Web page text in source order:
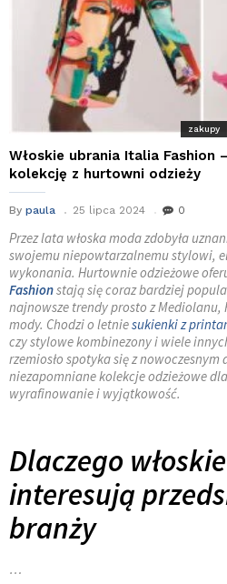
zakupy
Włoskie ubrania Italia Fashion
kolekcję z hurtowni odzieży
By paula 25 lipca 2024 0
Przez lata włoska moda zdobyła
swojemu niepowtarzalnemu stylowi,
wykonania. Hurtownie odzieżowe
Fashionstają się coraz bardziej
najnowsze trendy prosto z Mediolanu,
mody. Chodzi o letniesukienki z
czy stylowe kombinezony i wiele
rzemiosło spotyka się z nowoczesnym
niezapomniane kolekcje odzieżowe
wyrafinowanie i wyjątkowość.
Dlaczego
interesują
branży
…